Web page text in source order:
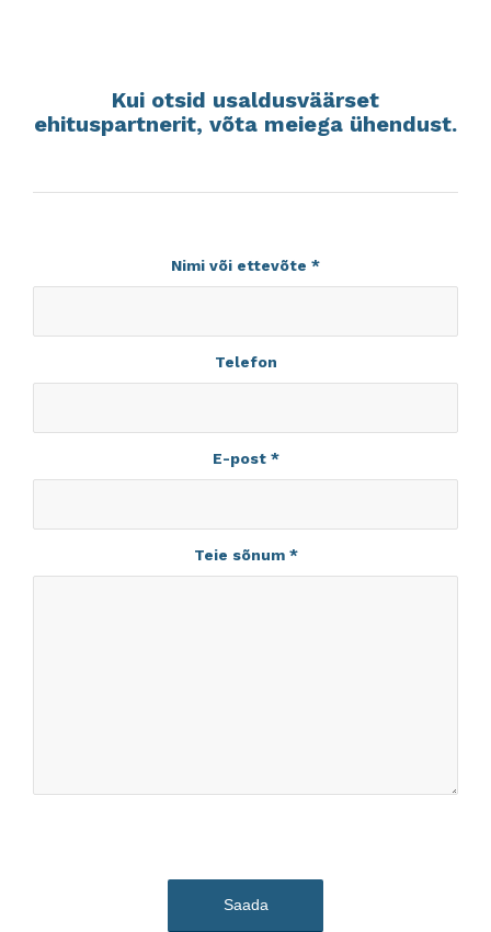
Kui otsid usaldusväärset
ehituspartnerit, võta meiega ühendust.
Nimi või ettevõte *
Telefon
E-post *
Teie sõnum *
reCAPTCHA API. You are currently
not able to submit the contact form.